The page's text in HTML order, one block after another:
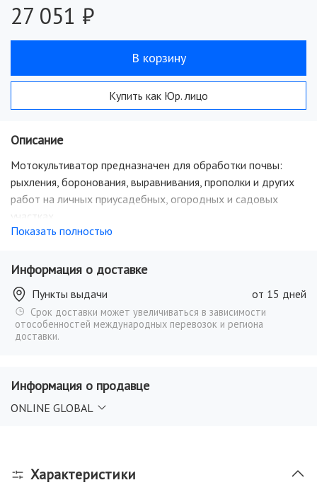
Описание
Мотокультиватор предназначен для обработки почвы:
рыхления, боронования, выравнивания, прополки и других
работ на личных приусадебных, огородных и садовых
участках.
Показать полностью
27 051 ₽
В корзину
Купить как Юр. лицо
Информация о доставке
Пункты выдачи от 15 дней
Срок доставки может увеличиваться в зависимости
отособенностей международных перевозок и региона
доставки.
Информация о продавце
ONLINE GLOBAL
Характеристики